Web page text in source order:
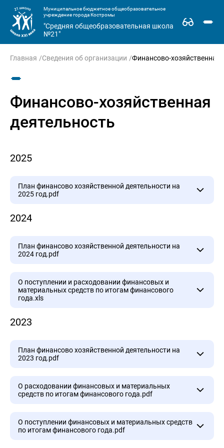
Муниципальное бюджетное общеобразовательное
учреждение города Костромы
"Средняя общеобразовательная школа
№21"
Главная Сведения об организации Финансово-хозяйственная
Финансово-хозяйственная
деятельность
2025
План финансово хозяйственной деятельности на
2025 год.pdf
План финансово хозяйственной деятельности на
2024
План финансово хозяйственной деятельности на
2024 год.pdf
План финансово хозяйственной деятельности на
2024 год.pdf
О поступлении и расходовании финансовых и
материальных средств по итогам финансового
года.xls
О поступлении и расходовании финансовых и
года.xls
2023
План финансово хозяйственной деятельности на
2023 год.pdf
План финансово хозяйственной деятельности на
2023 год.pdf
О расходовании финансовых и материальных
средств по итогам финансового года.pdf
О расходовании финансовых и материальных
средств по итогам финансового года.pdf
О поступлении финансовых и материальных средств
по итогам финансового года.pdf